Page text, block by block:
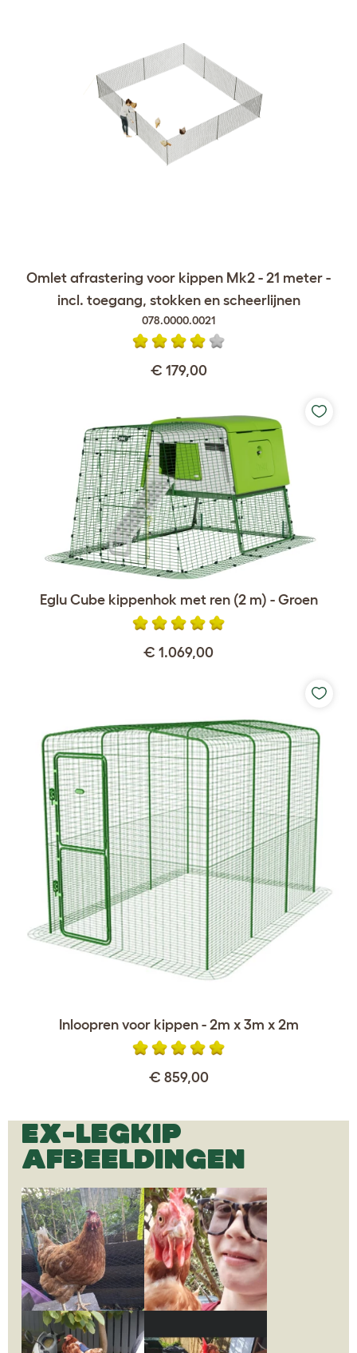
Omlet afrastering voor kippen Mk2 - 21 meter -
incl. toegang, stokken en scheerlijnen
078.0000.0021
€ 179,00
Eglu Cube kippenhok met ren (2 m) - Groen
€ 1.069,00
Inloopren voor kippen - 2m x 3m x 2m
€ 859,00
EX-LEGKIP
AFBEELDINGEN